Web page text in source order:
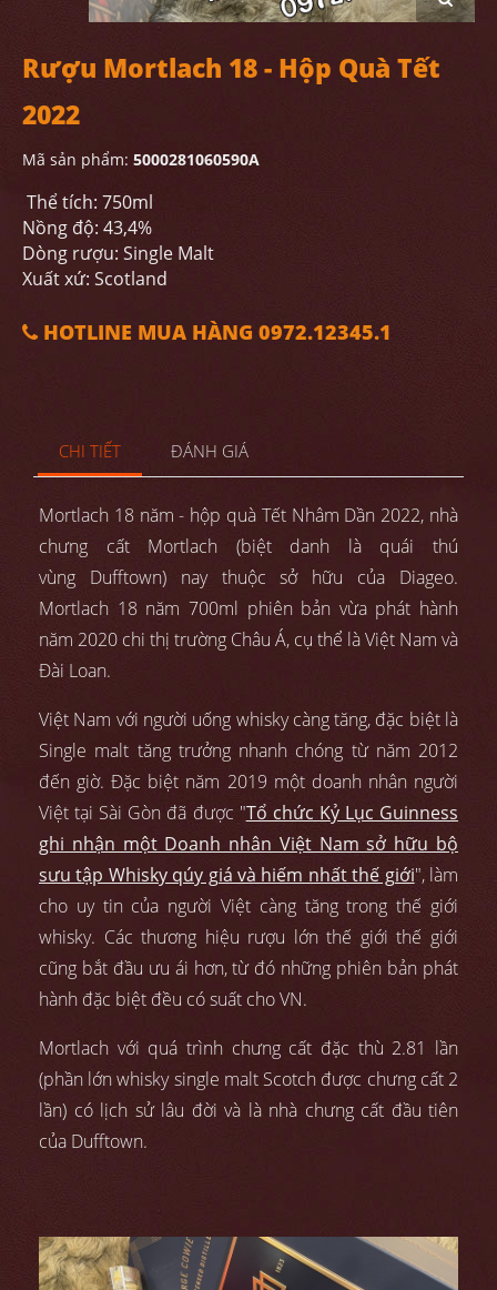
Rượu Mortlach 18 - Hộp Quà Tết
2022
Mã sản phẩm: 5000281060590A
Thể tích: 750ml
Nồng độ: 43,4%
Dòng rượu: Single Malt
Xuất xứ: Scotland
HOTLINE MUA HÀNG 0972.12345.1
CHI TIẾT ĐÁNH GIÁ
Mortlach 18 năm - hộp quà Tết Nhâm Dần 2022, nhà
chưng cất Mortlach (biệt danh là quái thú
vùng Dufftown) nay thuộc sở hữu của Diageo.
Mortlach 18 năm 700ml phiên bản vừa phát hành
năm 2020 chi thị trường Châu Á, cụ thể là Việt Nam và
Đài Loan.
Việt Nam với người uống whisky càng tăng, đặc biệt là
Single malt tăng trưởng nhanh chóng từ năm 2012
đến giờ. Đặc biệt năm 2019 một doanh nhân người
Việt tại Sài Gòn đã được "Tổ chức Kỷ Lục Guinness
ghi nhận một Doanh nhân Việt Nam sở hữu bộ
sưu tập Whisky qúy giá và hiếm nhất thế giới", làm
cho uy tin của người Việt càng tăng trong thế giới
whisky. Các thương hiệu rượu lớn thế giới thế giới
cũng bắt đầu ưu ái hơn, từ đó những phiên bản phát
hành đặc biệt đều có suất cho VN.
Mortlach với quá trình chưng cất đặc thù 2.81 lần
(phần lớn whisky single malt Scotch được chưng cất 2
lần) có lịch sử lâu đời và là nhà chưng cất đầu tiên
của Dufftown.